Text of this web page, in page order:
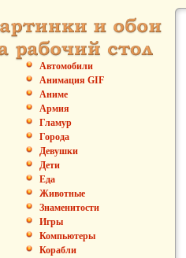
Автомобили
Анимация GIF
Аниме
Армия
Гламур
Города
Девушки
Дети
Еда
Животные
Знаменитости
Игры
Компьютеры
Корабли